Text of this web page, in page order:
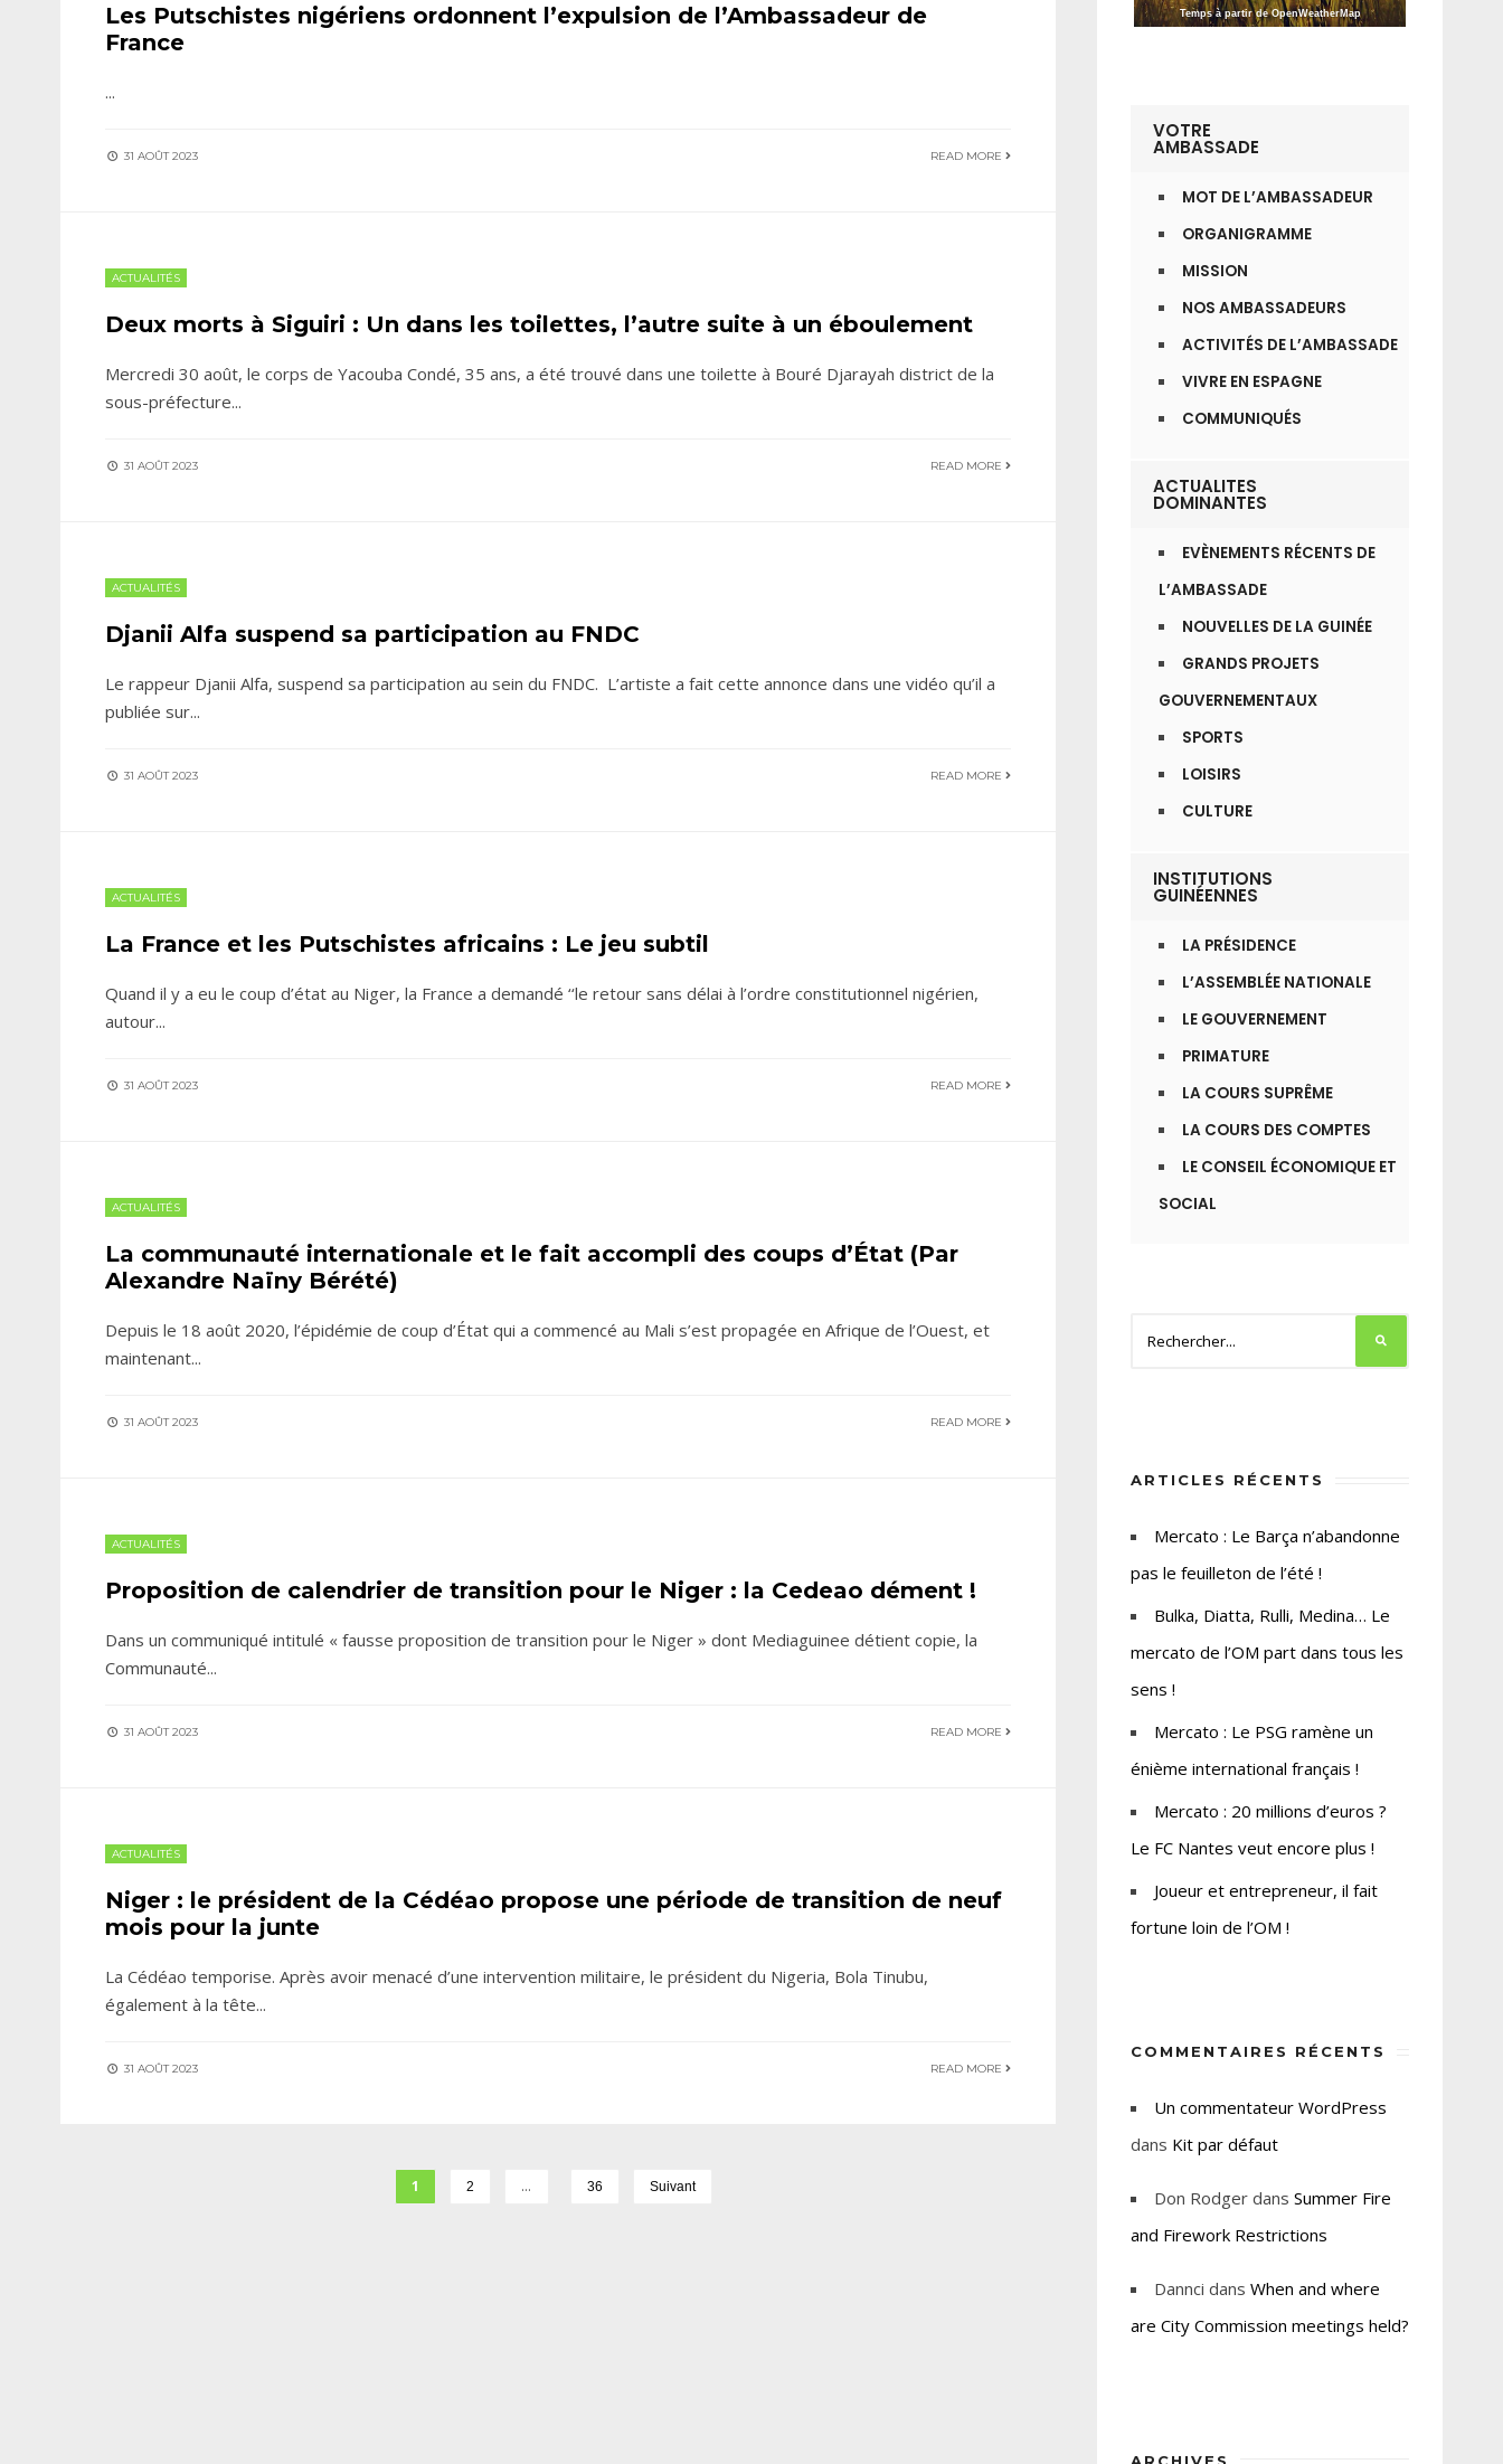
Les Putschistes nigériens ordonnent l’expulsion de l’Ambassadeur de
France
...
31 AOÛT 2023 READ MORE
ACTUALITÉS
Deux morts à Siguiri : Un dans les toilettes, l’autre suite à un éboulement
Mercredi 30 août, le corps de Yacouba Condé, 35 ans, a été trouvé dans une toilette à Bouré Djarayah district de la
sous-préfecture...
31 AOÛT 2023 READ MORE
ACTUALITÉS
Djanii Alfa suspend sa participation au FNDC
Le rappeur Djanii Alfa, suspend sa participation au sein du FNDC. L’artiste a fait cette annonce dans une vidéo qu’il a
publiée sur...
31 AOÛT 2023 READ MORE
ACTUALITÉS
La France et les Putschistes africains : Le jeu subtil
Quand il y a eu le coup d’état au Niger, la France a demandé ‘‘le retour sans délai à l’ordre constitutionnel nigérien,
autour...
31 AOÛT 2023 READ MORE
ACTUALITÉS
La communauté internationale et le fait accompli des coups d’État (Par
Alexandre Naïny Bérété)
Depuis le 18 août 2020, l’épidémie de coup d’État qui a commencé au Mali s’est propagée en Afrique de l’Ouest, et
maintenant...
31 AOÛT 2023 READ MORE
ACTUALITÉS
Proposition de calendrier de transition pour le Niger : la Cedeao dément !
Dans un communiqué intitulé « fausse proposition de transition pour le Niger » dont Mediaguinee détient copie, la
Communauté...
31 AOÛT 2023 READ MORE
ACTUALITÉS
Niger : le président de la Cédéao propose une période de transition de neuf
mois pour la junte
La Cédéao temporise. Après avoir menacé d’une intervention militaire, le président du Nigeria, Bola Tinubu,
également à la tête...
31 AOÛT 2023 READ MORE
1 2 … 36 Suivant
Temps à partir de OpenWeatherMap
VOTRE
AMBASSADE
MOT DE L’AMBASSADEUR
ORGANIGRAMME
MISSION
NOS AMBASSADEURS
ACTIVITÉS DE L’AMBASSADE
VIVRE EN ESPAGNE
COMMUNIQUÉS
ACTUALITES
DOMINANTES
EVÈNEMENTS RÉCENTS DE
L’AMBASSADE
NOUVELLES DE LA GUINÉE
GRANDS PROJETS
GOUVERNEMENTAUX
SPORTS
LOISIRS
CULTURE
INSTITUTIONS
GUINÉENNES
LA PRÉSIDENCE
L’ASSEMBLÉE NATIONALE
LE GOUVERNEMENT
PRIMATURE
LA COURS SUPRÊME
LA COURS DES COMPTES
LE CONSEIL ÉCONOMIQUE ET
SOCIAL
ARTICLES RÉCENTS
Mercato : Le Barça n’abandonne
pas le feuilleton de l’été !
Bulka, Diatta, Rulli, Medina… Le
mercato de l’OM part dans tous les
sens !
Mercato : Le PSG ramène un
énième international français !
Mercato : 20 millions d’euros ?
Le FC Nantes veut encore plus !
Joueur et entrepreneur, il fait
fortune loin de l’OM !
COMMENTAIRES RÉCENTS
Un commentateur WordPress
dans Kit par défaut
Don Rodger dansSummer Fire
and Firework Restrictions
Dannci dansWhen and where
are City Commission meetings held?